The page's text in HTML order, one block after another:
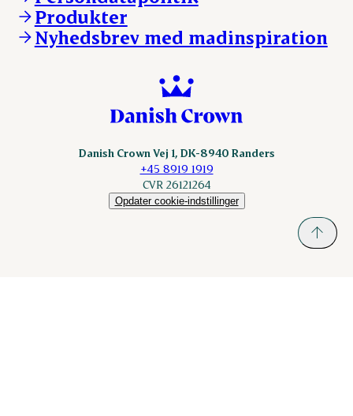
KLS.se
nordicspoor.com
Scanhide.dk
Produkter
Nyhedsbrev med madinspiration
Danish Crown Vej 1, DK-8940 Randers
+45 8919 1919
CVR 26121264
Opdater cookie-indstillinger